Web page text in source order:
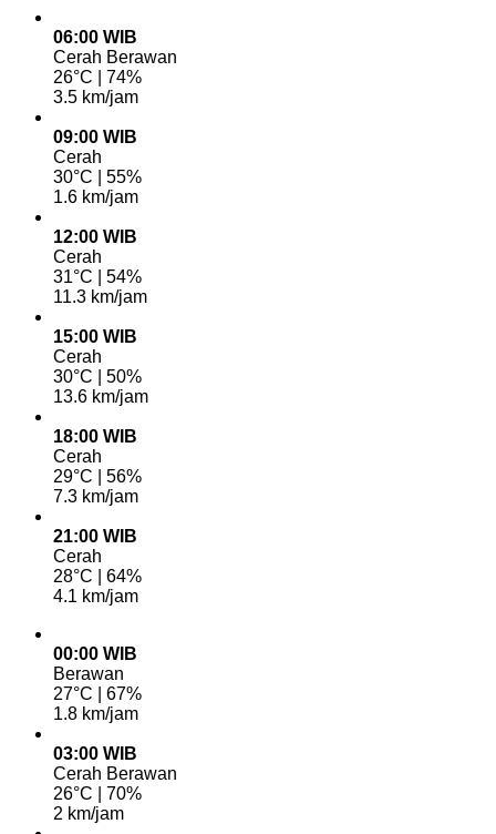
06:00 WIB
Cerah Berawan
26°C | 74%
3.5 km/jam
09:00 WIB
Cerah
30°C | 55%
1.6 km/jam
12:00 WIB
Cerah
31°C | 54%
11.3 km/jam
15:00 WIB
Cerah
30°C | 50%
13.6 km/jam
18:00 WIB
Cerah
29°C | 56%
7.3 km/jam
21:00 WIB
Cerah
28°C | 64%
4.1 km/jam
00:00 WIB
Berawan
27°C | 67%
1.8 km/jam
03:00 WIB
Cerah Berawan
26°C | 70%
2 km/jam